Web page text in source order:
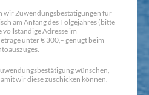
wir Zuwendungsbestätigungen für
am Anfang des Folgejahres (bitte
vollständige Adresse im
unter € 300,– genügt beim
wünschen,
wir diese zuschicken können.